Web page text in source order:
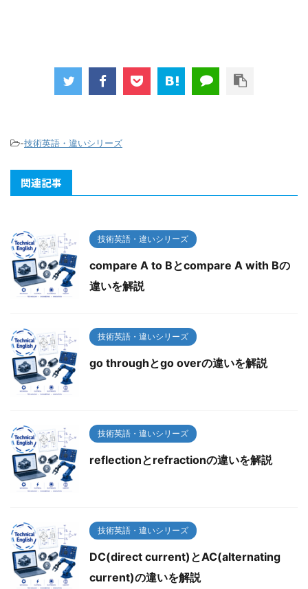
-技術英語・違いシリーズ
関連記事
技術英語・違いシリーズ
compare A to Bとcompare A with Bの
違いを解説
技術英語・違いシリーズ
go throughとgo overの違いを解説
技術英語・違いシリーズ
reflectionとrefractionの違いを解説
技術英語・違いシリーズ
DC(direct current)とAC(alternating
current)の違いを解説